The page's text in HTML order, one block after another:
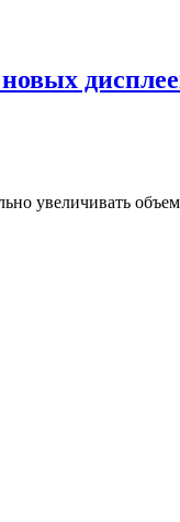
увеличивать